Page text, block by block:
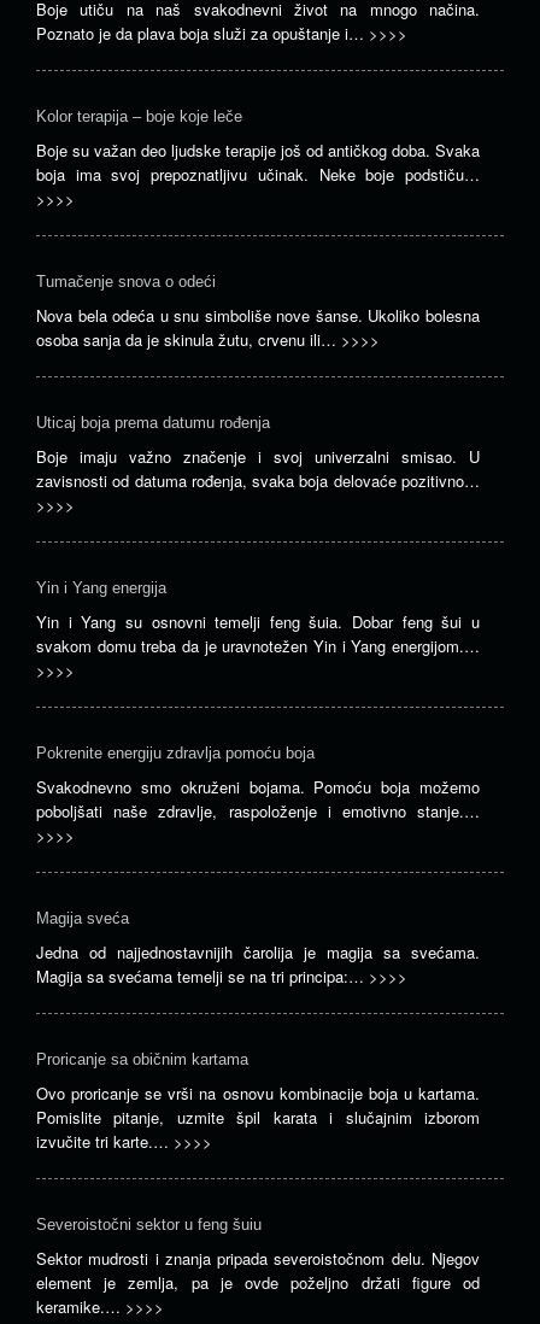
Boje utiču na naš svakodnevni život na mnogo načina.
Poznato je da plava boja služi za opuštanje i… >>>>
Kolor terapija – boje koje leče
Boje su važan deo ljudske terapije još od antičkog doba. Svaka
boja ima svoj prepoznatljivu učinak. Neke boje podstiču…
>>>>
Tumačenje snova o odeći
Nova bela odeća u snu simboliše nove šanse. Ukoliko bolesna
osoba sanja da je skinula žutu, crvenu ili… >>>>
Uticaj boja prema datumu rođenja
Boje imaju važno značenje i svoj univerzalni smisao. U
zavisnosti od datuma rođenja, svaka boja delovaće pozitivno…
>>>>
Yin i Yang energija
Yin i Yang su osnovni temelji feng šuia. Dobar feng šui u
svakom domu treba da je uravnotežen Yin i Yang energijom.…
>>>>
Pokrenite energiju zdravlja pomoću boja
Svakodnevno smo okruženi bojama. Pomoću boja možemo
poboljšati naše zdravlje, raspoloženje i emotivno stanje.…
>>>>
Magija sveća
Jedna od najjednostavnijih čarolija je magija sa svećama.
Magija sa svećama temelji se na tri principa:… >>>>
Proricanje sa običnim kartama
Ovo proricanje se vrši na osnovu kombinacije boja u kartama.
Pomislite pitanje, uzmite špil karata i slučajnim izborom
izvučite tri karte.… >>>>
Severoistočni sektor u feng šuiu
Sektor mudrosti i znanja pripada severoistočnom delu. Njegov
element je zemlja, pa je ovde poželjno držati figure od
keramike.… >>>>